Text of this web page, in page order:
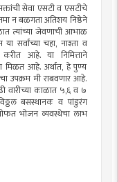
सेवा एसटी व एसटीचे
न बळगता अतिशय निष्ठेने
त्यांच्या जेवणाची आभाळ
सर्वांच्या चहा, नाश्ता व
आहे. या निमित्ताने
मिळत आहे. अर्थात, हे पुण्य
उपक्रम मी राबवणार आहे.
वारीच्या काळात ५,६ व ७
बसस्थानक व पांडुरंग
भोजन व्यवस्थेचा लाभ